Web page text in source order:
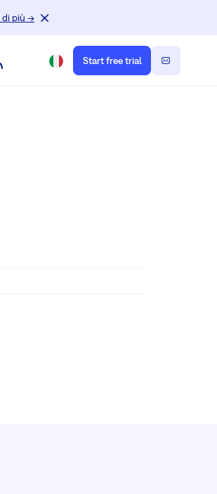
di più →
Start free trial